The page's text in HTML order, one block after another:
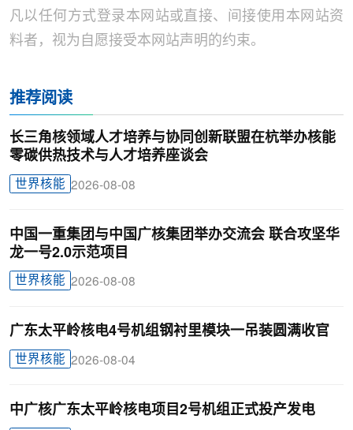
凡以任何方式登录本网站或直接、间接使用本网站资
料者，视为自愿接受本网站声明的约束。
推荐阅读
长三角核领域人才培养与协同创新联盟在杭举办核能
零碳供热技术与人才培养座谈会
世界核能 2026-08-08
中国一重集团与中国广核集团举办交流会 联合攻坚华
龙一号2.0示范项目
世界核能 2026-08-08
广东太平岭核电4号机组钢衬里模块一吊装圆满收官
世界核能 2026-08-04
中广核广东太平岭核电项目2号机组正式投产发电